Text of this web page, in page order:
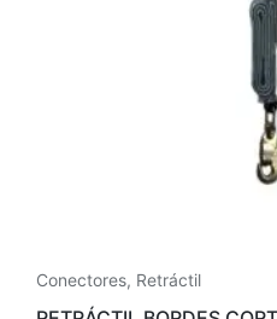
Conectores, Retráctil